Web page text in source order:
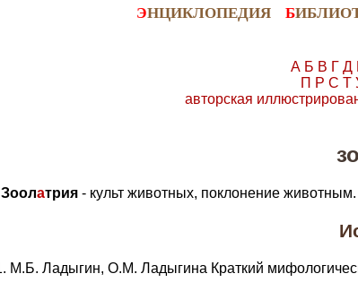
ЭНЦИКЛОПЕДИЯ Б
А Б В Г Д
П Р С Т
авторская
Зоолатрия - культ животных, поклонение животным.
М.Б. Ладыгин, О.М. Ладыгина Краткий